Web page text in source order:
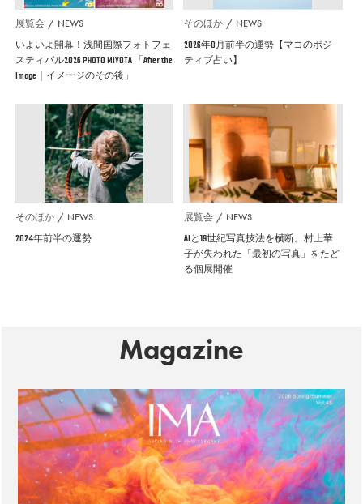
展覧会 NEWS
いよいよ開幕！浅間国際フォトフェ
スティバル2026 PHOTO MIYOTA 「After the
Image｜イメージのその後」
そのほか NEWS
2026年8月前半の運勢【マコのポジ
ティブ占い】
そのほか NEWS
2024年前半の運勢
展覧会 NEWS
AIと19世紀写真技法を横断。村上華
子が失われた「最初の写真」をたど
る個展開催
Magazine